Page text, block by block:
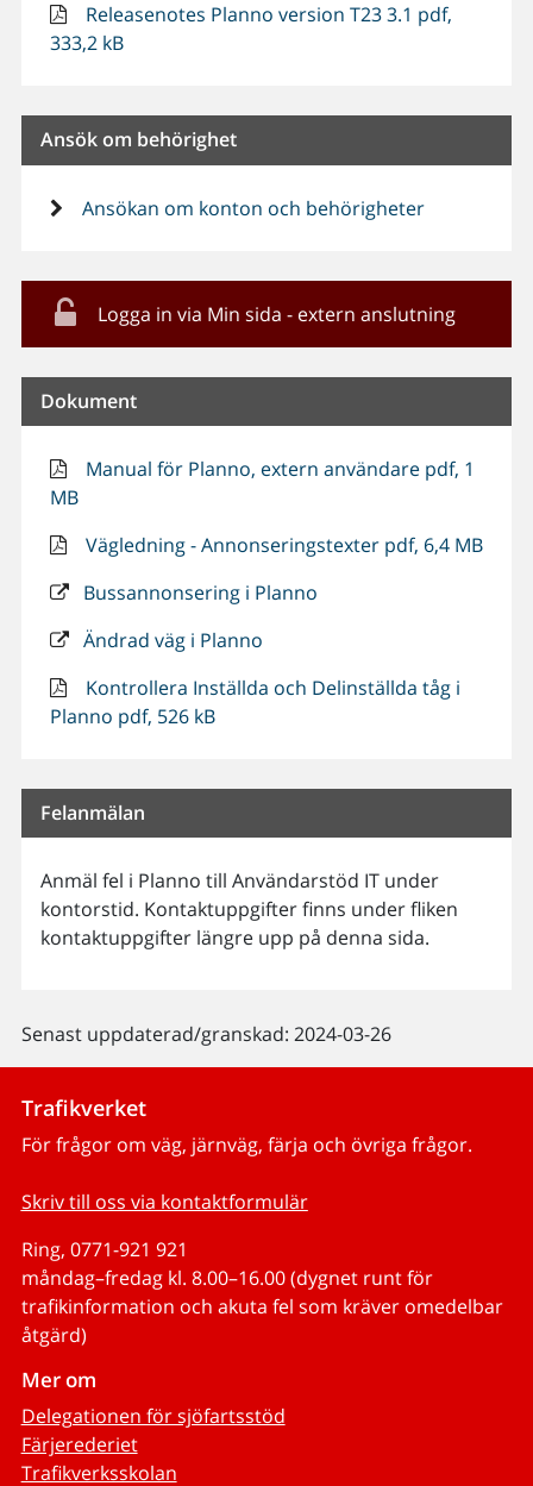
Releasenotes Planno version T23 3.1 pdf,
333,2 kB
Ansök om behörighet
Ansökan om konton och behörigheter
Logga in via Min sida - extern anslutning
Dokument
Manual för Planno, extern användare pdf, 1
MB
Vägledning - Annonseringstexter pdf, 6,4 MB
Bussannonsering i Planno
Ändrad väg i Planno
Kontrollera Inställda och Delinställda tåg i
Planno pdf, 526 kB
Felanmälan
Anmäl fel i Planno till Användarstöd IT under
kontorstid. Kontaktuppgifter finns under fliken
kontaktuppgifter längre upp på denna sida.
Senast uppdaterad/granskad: 2024-03-26
Trafikverket
För frågor om väg, järnväg, färja och övriga frågor.
Skriv till oss via kontaktformulär
Ring, 0771-921 921
måndag–fredag kl. 8.00–16.00 (dygnet runt för
trafikinformation och akuta fel som kräver omedelbar
åtgärd)
Mer om
Delegationen för sjöfartsstöd
Färjerederiet
Trafikverksskolan